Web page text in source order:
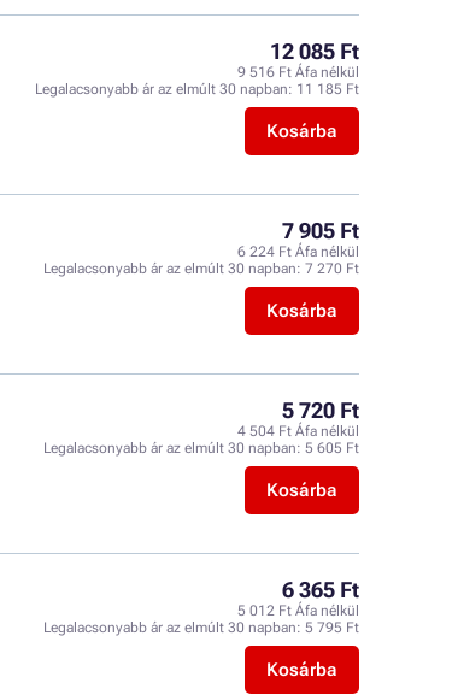
12 085 Ft
9 516 Ft Áfa nélkül
Legalacsonyabb ár az elmúlt 30 napban: 11 185 Ft
Kosárba
7 905 Ft
6 224 Ft Áfa nélkül
Legalacsonyabb ár az elmúlt 30 napban: 7 270 Ft
Kosárba
5 720 Ft
4 504 Ft Áfa nélkül
Legalacsonyabb ár az elmúlt 30 napban: 5 605 Ft
Kosárba
6 365 Ft
5 012 Ft Áfa nélkül
Legalacsonyabb ár az elmúlt 30 napban: 5 795 Ft
Kosárba